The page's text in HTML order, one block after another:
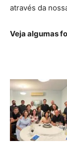
através da
Veja algumas